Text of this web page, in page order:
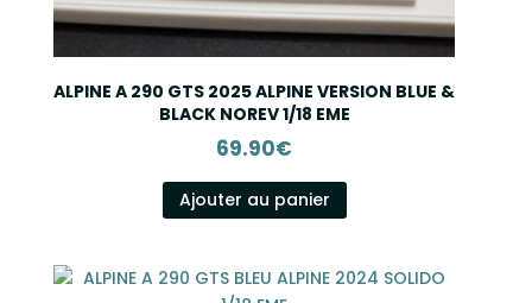
ALPINE A 290 GTS 2025 ALPINE VERSION BLUE &
BLACK NOREV 1/18 EME
69.90€
Ajouter au panier